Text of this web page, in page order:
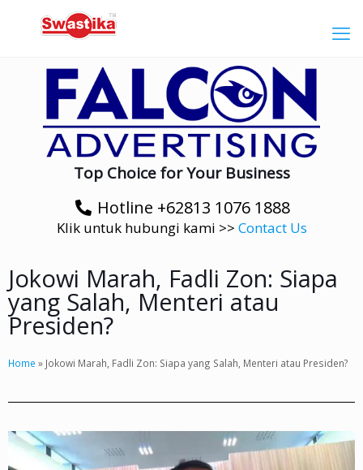
Top Choice for Your Business
Hotline +62813 1076 1888
Klik untuk hubungi kami >> Contact Us
Jokowi Marah, Fadli Zon: Siapa
yang Salah, Menteri atau
Presiden?
Home » Jokowi Marah, Fadli Zon: Siapa yang Salah, Menteri atau Presiden?